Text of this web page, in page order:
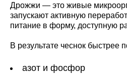
Дрожжи — это живые
запускают активную
питание в форму, доступную
В результате чеснок быстрее
азот и фосфор